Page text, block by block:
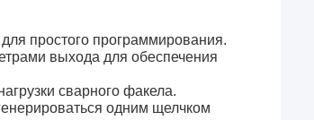
простого программирования.
выхода для обеспечения
сварного факела.
одним щелчком